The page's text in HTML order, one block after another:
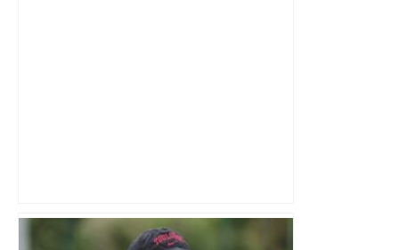
Sébastien Lecornu en visite à Toulouse